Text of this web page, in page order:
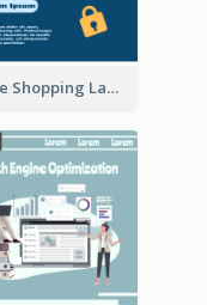
Online Shopping Landing Page